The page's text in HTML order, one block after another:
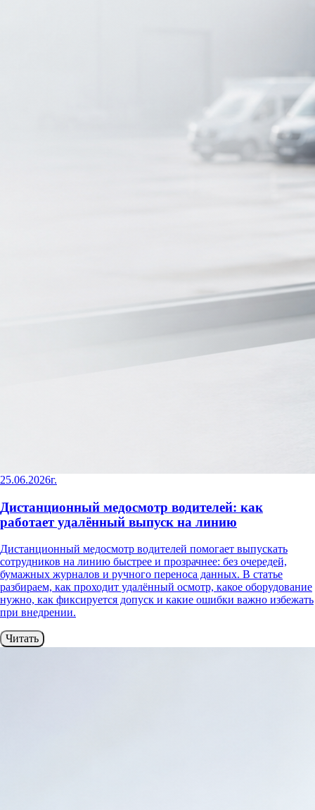
25.06.2026г.
Дистанционный медосмотр водителей: как
работает удалённый выпуск на линию
Дистанционный медосмотр водителей помогает выпускать
сотрудников на линию быстрее и прозрачнее: без очередей,
бумажных журналов и ручного переноса данных. В статье
разбираем, как проходит удалённый осмотр, какое оборудование
нужно, как фиксируется допуск и какие ошибки важно избежать
при внедрении.
Читать